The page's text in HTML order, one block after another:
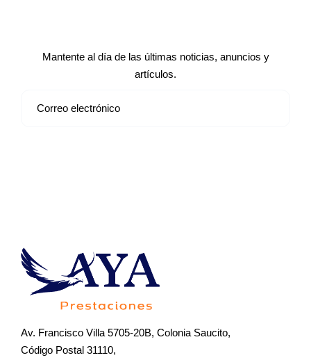
Mantente al día de las últimas noticias, anuncios y
artículos.
Av. Francisco Villa 5705-20B, Colonia Saucito,
Código Postal 31110,